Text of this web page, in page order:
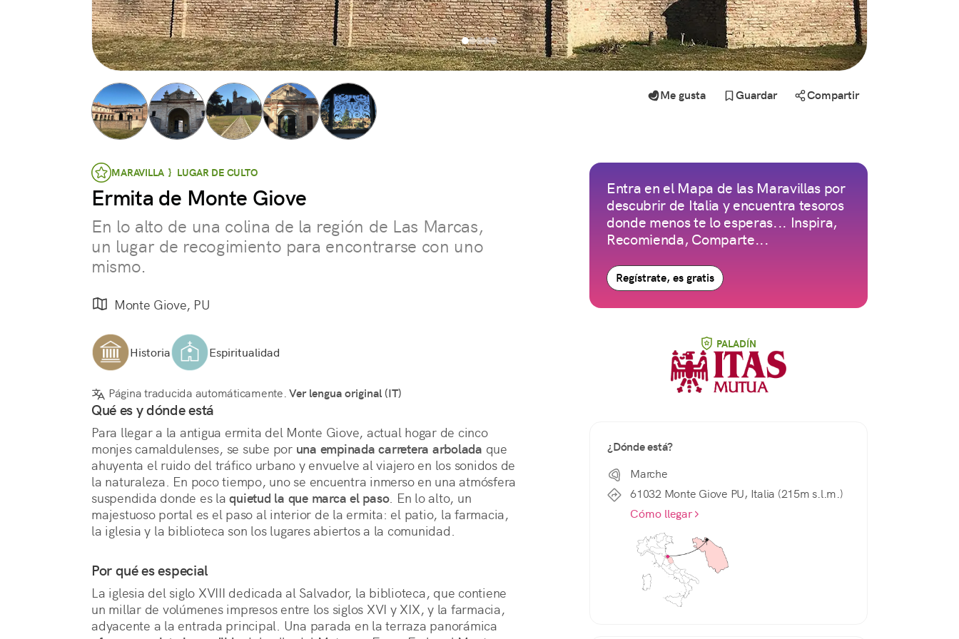
MARAVILLA } LUGAR DE CULTO
Ermita de Monte Giove
En lo alto de una colina de la región de Las Marcas,
un lugar de recogimiento para encontrarse con uno
mismo.
Monte Giove, PU
Historia Espiritualidad
Página traducida automáticamente.Ver lengua original (IT)
Qué es y dónde está
Para llegar a la antigua ermita del Monte Giove, actual hogar de cinco
monjes camaldulenses, se sube por una empinada carretera arbolada que
ahuyenta el ruido del tráfico urbano y envuelve al viajero en los sonidos de
la naturaleza. En poco tiempo, uno se encuentra inmerso en una atmósfera
suspendida donde es la quietud la que marca el paso. En lo alto, un
majestuoso portal es el paso al interior de la ermita: el patio, la farmacia,
la iglesia y la biblioteca son los lugares abiertos a la comunidad.
Por qué es especial
La iglesia del siglo XVIII dedicada al Salvador, la biblioteca, que contiene
un millar de volúmenes impresos entre los siglos XVI y XIX, y la farmacia,
Me gusta Guardar Compartir
Entra en el Mapa de las Maravillas por
descubrir de Italia y encuentra tesoros
donde menos te lo esperas... Inspira,
Recomienda, Comparte...
Regístrate, es gratis
PALADÍN
¿Dónde está?
Marche
61032 Monte Giove PU, Italia (215m s.l.m.)
Cómo llegar